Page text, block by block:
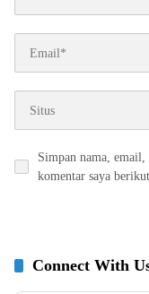
Simpan nama,
komentar saya
Connect With